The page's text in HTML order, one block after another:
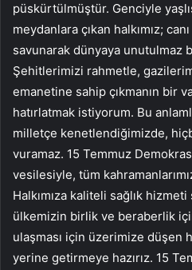
püskürtülmüştür. Genciyle
meydanlara çıkan halkımız;
savunarak dünyaya unutulmaz
Şehitlerimizi rahmetle,
emanetine sahip çıkmanın bir
hatırlatmak istiyorum. Bu
milletçe kenetlendiğimizde,
vuramaz. 15 Temmuz
vesilesiyle, tüm
Halkımıza kaliteli sağlık
ülkemizin birlik ve beraberlik
ulaşması için üzerimize düşen
yerine getirmeye hazırız. 15